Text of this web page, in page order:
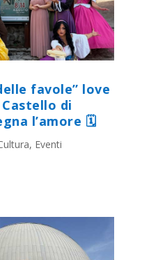
favole” love
di
l’amore 🗓
, Eventi